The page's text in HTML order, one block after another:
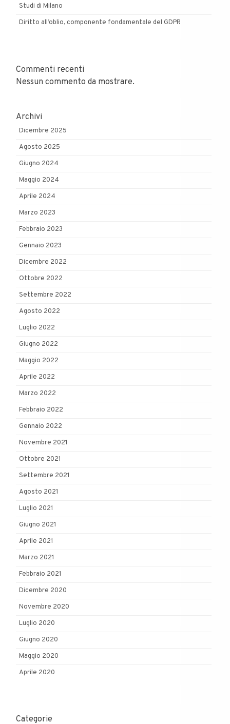
Studi di Milano
Diritto all’oblio, componente fondamentale del GDPR
Commenti recenti
Nessun commento da mostrare.
Archivi
Dicembre 2025
Agosto 2025
Giugno 2024
Maggio 2024
Aprile 2024
Marzo 2023
Febbraio 2023
Gennaio 2023
Dicembre 2022
Ottobre 2022
Settembre 2022
Agosto 2022
Luglio 2022
Giugno 2022
Maggio 2022
Aprile 2022
Marzo 2022
Febbraio 2022
Gennaio 2022
Novembre 2021
Ottobre 2021
Settembre 2021
Agosto 2021
Luglio 2021
Giugno 2021
Aprile 2021
Marzo 2021
Febbraio 2021
Dicembre 2020
Novembre 2020
Luglio 2020
Giugno 2020
Maggio 2020
Aprile 2020
Categorie